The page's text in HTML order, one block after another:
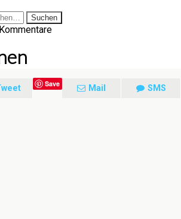
Save Mail SMS